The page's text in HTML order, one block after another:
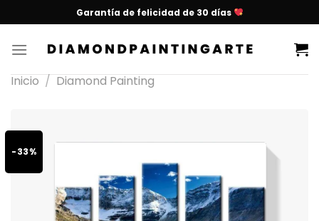
Garantía de felicidad de 30 días
Inicio / Diamond Painting
-33%